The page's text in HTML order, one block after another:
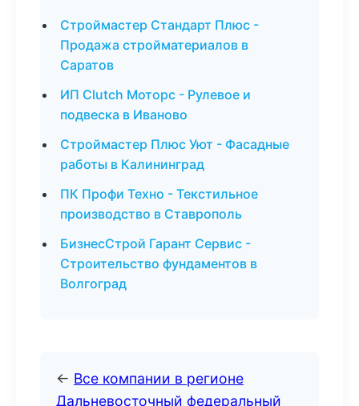
Строймастер Стандарт Плюс -
Продажа стройматериалов в
Саратов
ИП Clutch Моторс - Рулевое и
подвеска в Иваново
Строймастер Плюс Уют - Фасадные
работы в Калининград
ПК Профи Техно - Текстильное
производство в Ставрополь
БизнесСтрой Гарант Сервис -
Строительство фундаментов в
Волгоград
← Все компании в регионе
Дальневосточный федеральный